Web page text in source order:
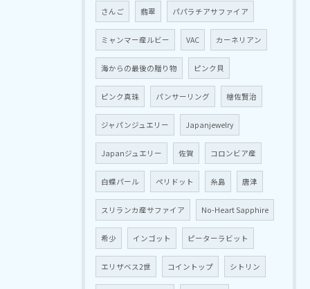
さんご 翡翠 パパラチアサファイア
ミャンマー産ルビー VAC カーネリアン
海からの最後の贈り物 ピンク貝
ピンク真珠 パンサーリング 檜佐賢治
ジャパンジュエリー Japanjewelry
Japanジュエリー 佐賀 コロンビア産
白蝶パール ペリドット 糸島 唐津
スリランカ産サファイア No-Heart Sapphire
希少 インゴット ピーターラビット
エリザベス2世 コイントップ シトリン